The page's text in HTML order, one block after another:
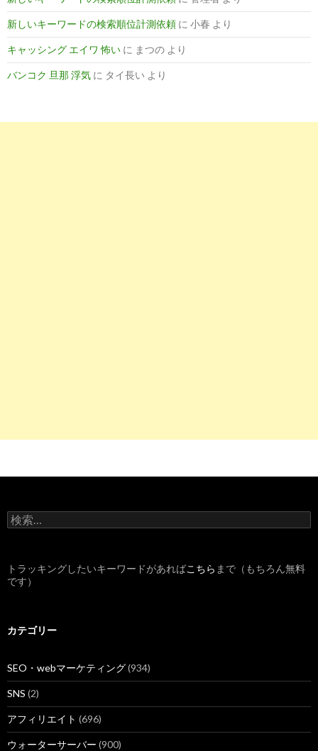
新しいキーワードの検索順位計測依頼 に 小春 より
キャッシング エイワ 怖い に まつの より
バンコク 旦那 浮気 に タイ長い より
検
索
トラッキングしたいキーワードがあればこちら まで（もちろん無料
です）
カテゴリー
SEO・webマーケティング(934)
SNS (2)
アフィリエイト (696)
ウォーターサーバー (900)